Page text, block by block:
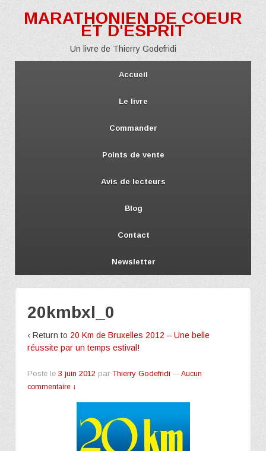
MARATHONIEN DE COEUR
ET D'ESPRIT
Un livre de Thierry Godefridi
Accueil
Le livre
Commander
Points de vente
Avis de lecteurs
Blog
Contact
Newsletter
20kmbxl_0
‹ Return to 20 Km de Bruxelles 2012 – Une belle
réussite par un temps estival!
Posté le 3 juin 2012 par Thierry Godefridi —Aucun
commentaire ↓